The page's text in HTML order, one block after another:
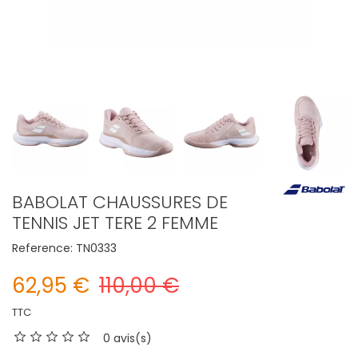
BABOLAT CHAUSSURES DE
TENNIS JET TERE 2 FEMME
Reference: TN0333
62,95 € 110,00 €
TTC
0 avis(s)